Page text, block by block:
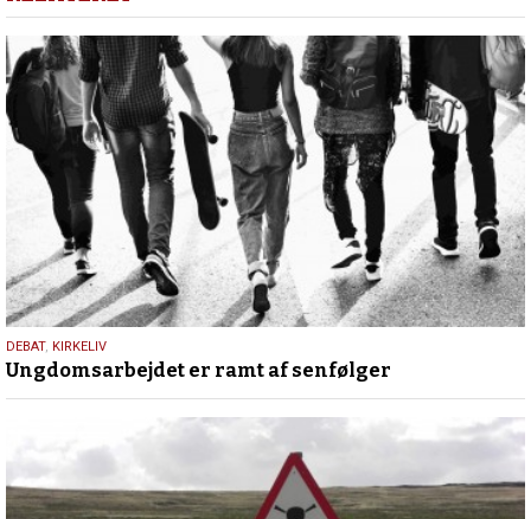
8.
februar
2023
DEBAT, KIRKELIV
Ungdomsarbejdet er ramt af senfølger